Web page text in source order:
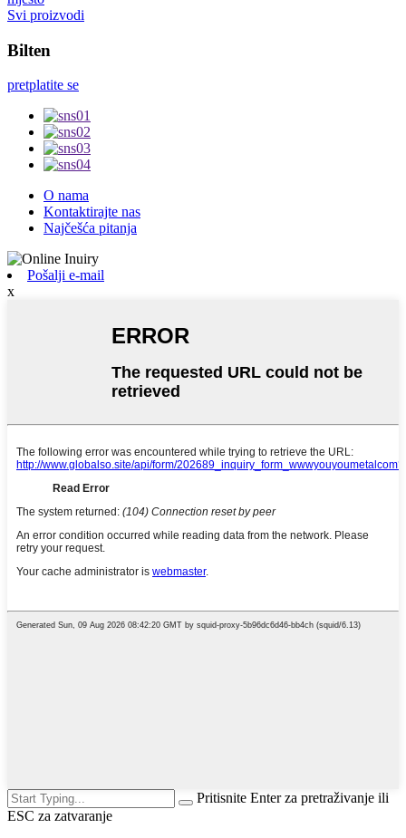
Svi proizvodi
Bilten
pretplatite se
O nama
Kontaktirajte nas
Najčešća pitanja
Pošalji e-mail
x
Pritisnite Enter za pretraživanje ili
ESC za zatvaranje